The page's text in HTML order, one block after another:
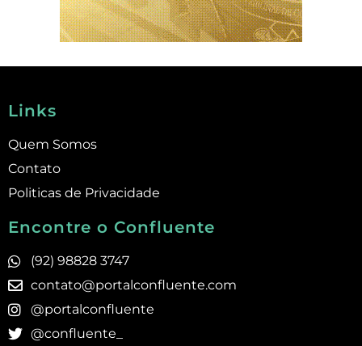
Links
Quem Somos
Contato
Politicas de Privacidade
Encontre o Confluente
(92) 98828 3747
contato@portalconfluente.com
@portalconfluente
@confluente_